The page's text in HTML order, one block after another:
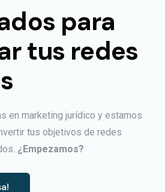
para
tus redes
en marketing jurídico y estamos
tus objetivos de redes
¿Empezamos?